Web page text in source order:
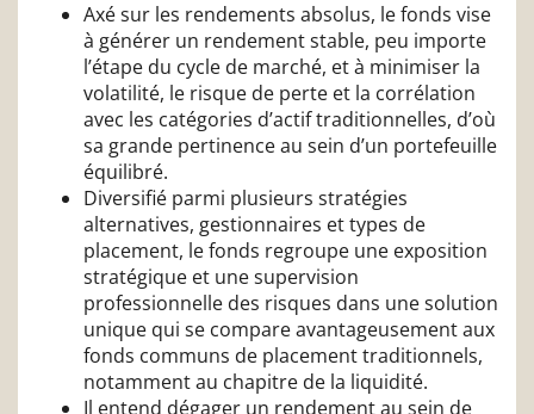
Axé sur les rendements absolus, le fonds vise
à générer un rendement stable, peu importe
l’étape du cycle de marché, et à minimiser la
volatilité, le risque de perte et la corrélation
avec les catégories d’actif traditionnelles, d’où
sa grande pertinence au sein d’un portefeuille
équilibré.
Diversifié parmi plusieurs stratégies
alternatives, gestionnaires et types de
placement, le fonds regroupe une exposition
stratégique et une supervision
professionnelle des risques dans une solution
unique qui se compare avantageusement aux
fonds communs de placement traditionnels,
notamment au chapitre de la liquidité.
Il entend dégager un rendement au sein de